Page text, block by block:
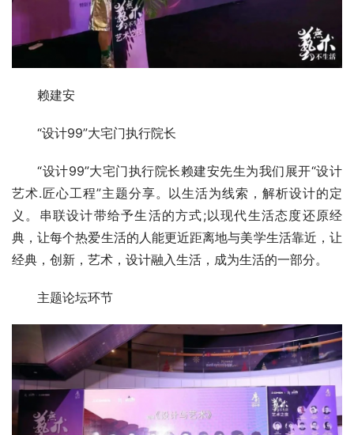
赖建安
“设计99”大宅门执行院长
“设计99”大宅门执行院长赖建安先生为我们展开“设计
艺术.匠心工程”主题分享。以生活为线索，解析设计的定
义。串联设计带给予生活的方式;以现代生活态度还原经
典，让每个热爱生活的人能更近距离地与美学生活靠近，让
经典，创新，艺术，设计融入生活，成为生活的一部分。
主题论坛环节